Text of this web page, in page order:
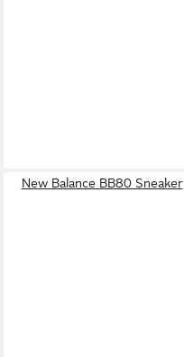
New Balance BB80 Sneaker